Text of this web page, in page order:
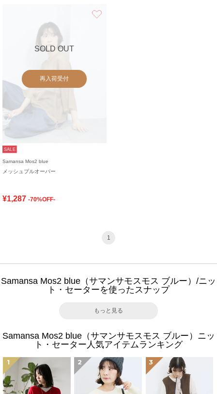
SOLD OUT
再入荷受付
SALE
Samansa Mos2 blue
メッシュプルオーバー
¥1,287 -70%OFF-
1
Samansa Mos2 blue（サマンサモスモス ブルー）/ニッ
ト・セーターを使ったスナップ
もっと見る
Samansa Mos2 blue（サマンサモスモス ブルー）ニッ
ト・セーター人気アイテムランキング
1 2 3